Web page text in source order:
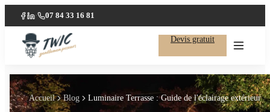
Facebook
LinkedIn
· 07 84 33 16 81
Devis gratuit
Accueil Blog Luminaire Terrasse : Guide de l'éclairage extérieur